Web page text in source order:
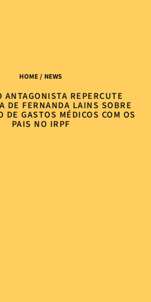
HOME / NEWS
ANTAGONISTA REPERCUTE
DE FERNANDA LAINS SOBRE
DE GASTOS MÉDICOS COM OS
PAIS NO IRPF